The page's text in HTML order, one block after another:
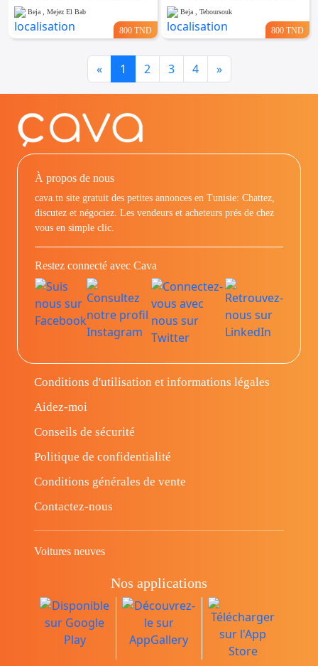
Beja , Mejez El Bab
800 TND
Beja , Teboursouk
800 TND
«Previous
1 2 3 4 »Next
À propos de nous
cava.tn site gratuit des petites annonces en Tunisie: Chattez,
discutez et négociez. Les vendeurs et acheteurs prés de chez
vous en simple clic.
Restez connecté avec Cava
Conditions d'utilisation et informations légales
Aidez-moi
Conseils de sécurité
Politique de confidentialité
Conditions générales de vente
Contactez-nous
Voitures neuves
Nos applications